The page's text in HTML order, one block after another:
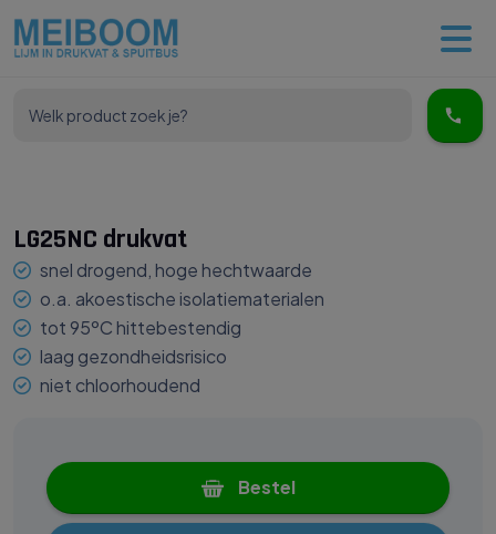
LG25NC drukvat
snel drogend, hoge hechtwaarde
o.a. akoestische isolatiematerialen
tot 95ºC hittebestendig
laag gezondheidsrisico
niet chloorhoudend
Bestel